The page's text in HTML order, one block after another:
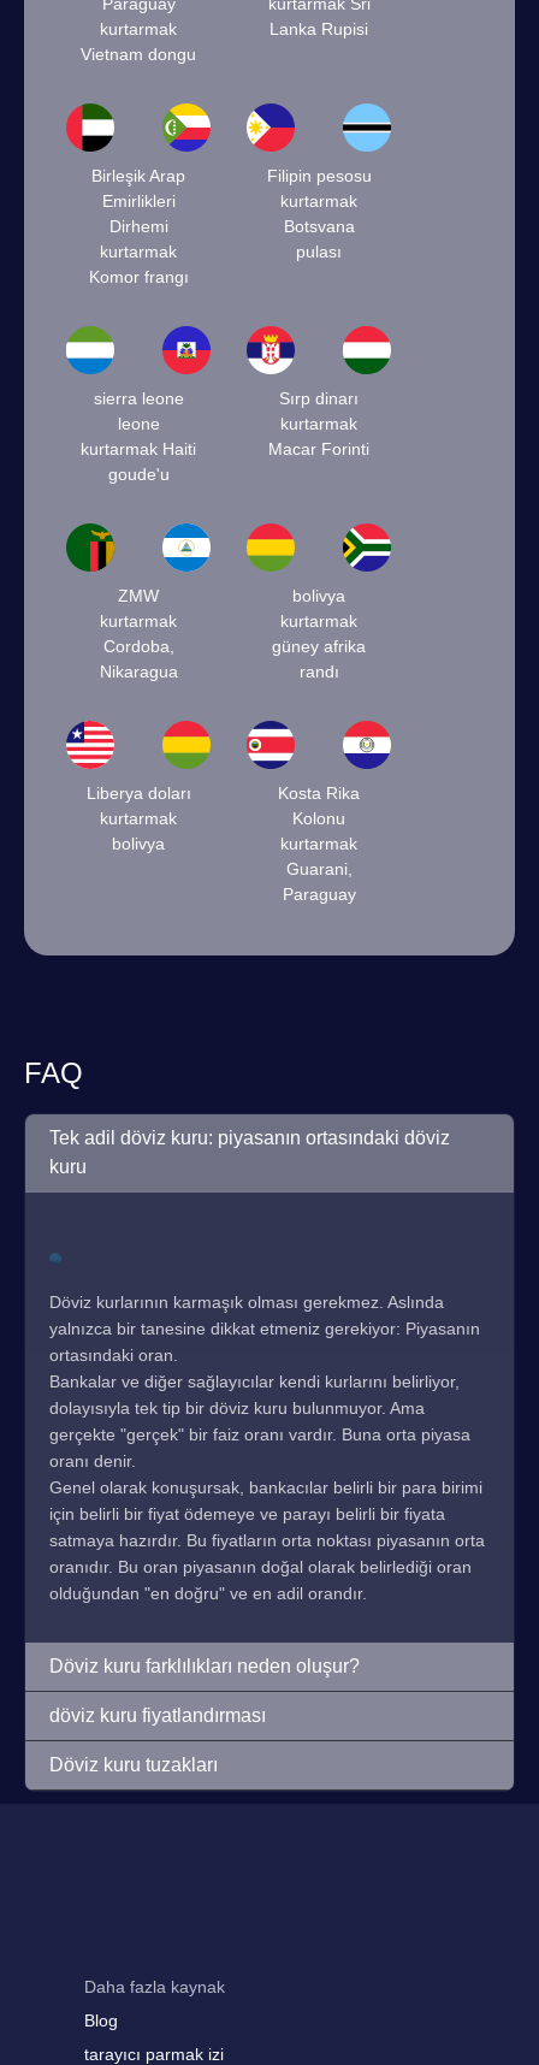
kurtarmak
Vietnam dongu
Lanka Rupisi
Birleşik Arap
Emirlikleri
Dirhemi
kurtarmak
Komor frangı
Filipin pesosu
kurtarmak
Botsvana
pulası
sierra leone
leone
kurtarmak Haiti
goude'u
Sırp dinarı
kurtarmak
Macar Forinti
ZMW
kurtarmak
Cordoba,
Nikaragua
bolivya
kurtarmak
güney afrika
randı
Liberya doları
kurtarmak
bolivya
Kosta Rika
Kolonu
kurtarmak
Guarani,
Paraguay
FAQ
Tek adil döviz kuru: piyasanın ortasındaki döviz
kuru
Döviz kurlarının karmaşık olması gerekmez. Aslında
yalnızca bir tanesine dikkat etmeniz gerekiyor: Piyasanın
ortasındaki oran.
Bankalar ve diğer sağlayıcılar kendi kurlarını belirliyor,
dolayısıyla tek tip bir döviz kuru bulunmuyor. Ama
gerçekte "gerçek" bir faiz oranı vardır. Buna orta piyasa
oranı denir.
Genel olarak konuşursak, bankacılar belirli bir para birimi
için belirli bir fiyat ödemeye ve parayı belirli bir fiyata
satmaya hazırdır. Bu fiyatların orta noktası piyasanın orta
oranıdır. Bu oran piyasanın doğal olarak belirlediği oran
olduğundan "en doğru" ve en adil orandır.
Döviz kuru farklılıkları neden oluşur?
döviz kuru fiyatlandırması
Döviz kuru tuzakları
Daha fazla kaynak
Blog
tarayıcı parmak izi